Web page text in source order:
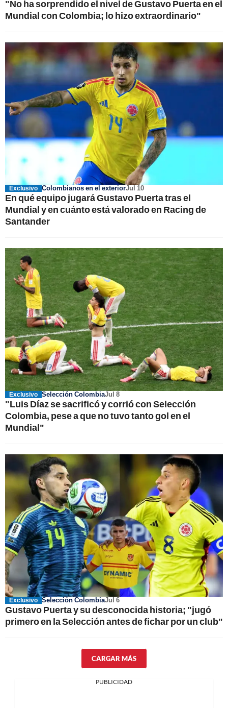
"No ha sorprendido el nivel de Gustavo Puerta en el
Mundial con Colombia; lo hizo extraordinario"
Exclusivo Colombianos en el exteriorJul 10
En qué equipo jugará Gustavo Puerta tras el
Mundial y en cuánto está valorado en Racing de
Santander
Exclusivo Selección ColombiaJul 8
"Luis Díaz se sacrificó y corrió con Selección
Colombia, pese a que no tuvo tanto gol en el
Mundial"
Exclusivo Selección ColombiaJul 6
Gustavo Puerta y su desconocida historia; "jugó
primero en la Selección antes de fichar por un club"
CARGAR MÁS
PUBLICIDAD